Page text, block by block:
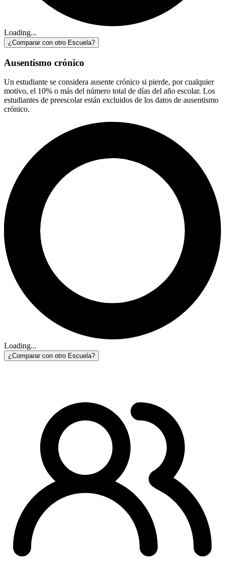
Loading...
¿Comparar con otro Escuela?
Ausentismo crónico
Un estudiante se considera ausente crónico si pierde, por cualquier
motivo, el 10% o más del número total de días del año escolar. Los
estudiantes de preescolar están excluidos de los datos de ausentismo
crónico.
Loading...
¿Comparar con otro Escuela?